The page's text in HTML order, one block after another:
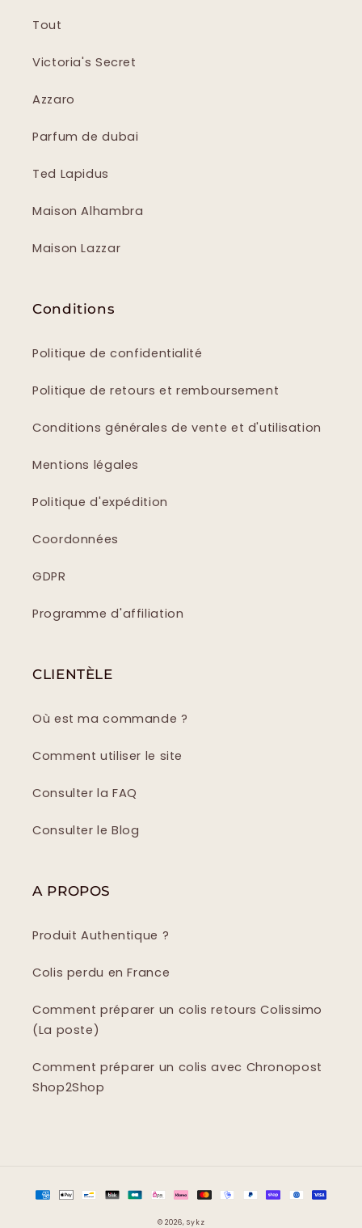
Tout
Victoria's Secret
Azzaro
Parfum de dubai
Ted Lapidus
Maison Alhambra
Maison Lazzar
Conditions
Politique de confidentialité
Politique de retours et remboursement
Conditions générales de vente et d'utilisation
Mentions légales
Politique d'expédition
Coordonnées
GDPR
Programme d'affiliation
CLIENTÈLE
Où est ma commande ?
Comment utiliser le site
Consulter la FAQ
Consulter le Blog
A PROPOS
Produit Authentique ?
Colis perdu en France
Comment préparer un colis retours Colissimo
(La poste)
Comment préparer un colis avec Chronopost
Shop2Shop
Moyens
© 2026,Sykz